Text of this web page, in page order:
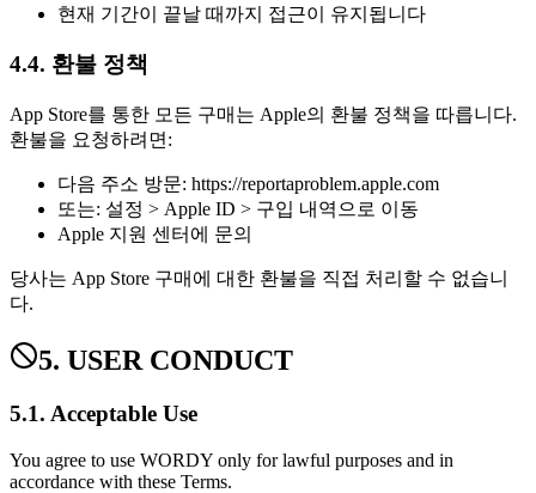
현재 기간이 끝날 때까지 접근이 유지됩니다
4.4. 환불 정책
App Store를 통한 모든 구매는 Apple의 환불 정책을 따릅니다.
환불을 요청하려면:
다음 주소 방문: https://reportaproblem.apple.com
또는: 설정 > Apple ID > 구입 내역으로 이동
Apple 지원 센터에 문의
당사는 App Store 구매에 대한 환불을 직접 처리할 수 없습니
다.
5. USER CONDUCT
5.1. Acceptable Use
You agree to use WORDY only for lawful purposes and in
accordance with these Terms.